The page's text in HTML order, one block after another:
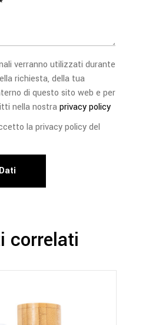
verranno utilizzati durante
richiesta, della tua
di questo sito web e per
nella nostraprivacy policy
la privacy policy del
correlati